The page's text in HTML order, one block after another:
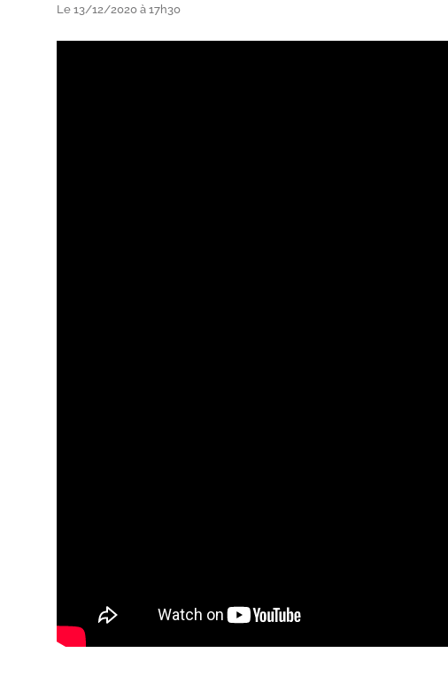
Le 13/12/2020 à 17h30